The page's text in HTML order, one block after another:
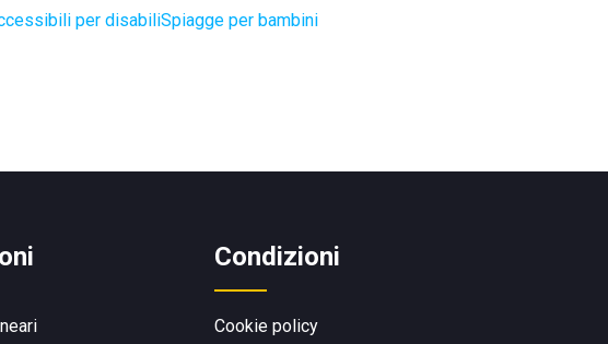
per disabiliSpiagge per bambini
Condizioni
Cookie policy